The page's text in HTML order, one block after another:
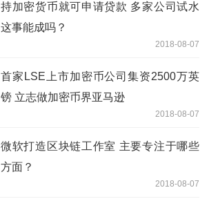
持加密货币就可申请贷款 多家公司试水
这事能成吗？
2018-08-07
首家LSE上市加密币公司集资2500万英
镑 立志做加密币界亚马逊
2018-08-07
微软打造区块链工作室 主要专注于哪些
方面？
2018-08-07